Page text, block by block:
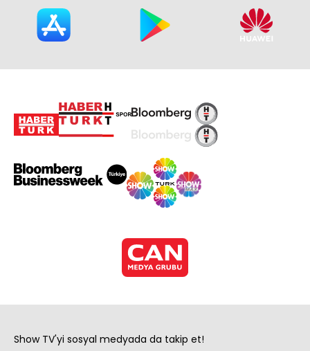
Show TV'yi sosyal medyada da takip et!